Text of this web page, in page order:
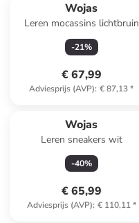
Wojas
Leren mocassins lichtbruin
-21%
€ 67,99
Adviesprijs (AVP): € 87,13*
Wojas
Leren sneakers wit
-40%
€ 65,99
Adviesprijs (AVP): € 110,11*